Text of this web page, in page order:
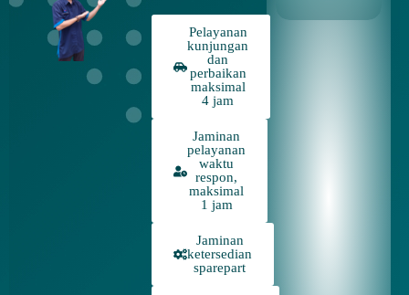
Pelayanan
kunjungan
dan
perbaikan
maksimal
4 jam
Jaminan
pelayanan
waktu
respon,
maksimal
1 jam
Jaminan
ketersedian
sparepart